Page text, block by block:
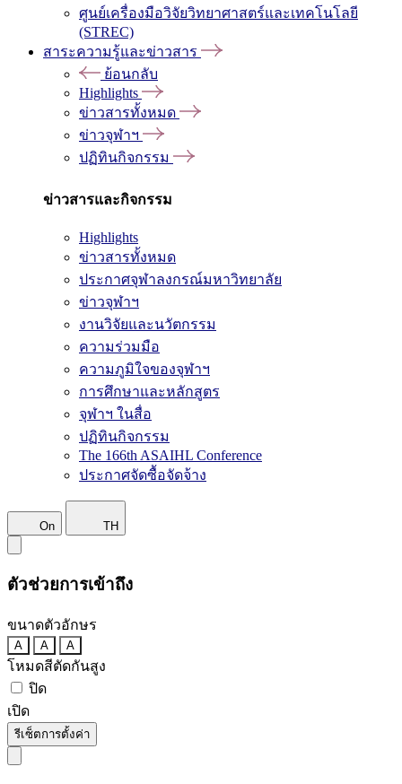
ศูนย์เครื่องมือวิจัยวิทยาศาสตร์และเทคโนโลยี
(STREC)
สาระความรู้และข่าวสาร
ย้อนกลับ
Highlights
ข่าวสารทั้งหมด
ข่าวจุฬาฯ
ปฏิทินกิจกรรม
ข่าวสารและกิจกรรม
Highlights
ข่าวสารทั้งหมด
ประกาศจุฬาลงกรณ์มหาวิทยาลัย
ข่าวจุฬาฯ
งานวิจัยและนวัตกรรม
ความร่วมมือ
ความภูมิใจของจุฬาฯ
การศึกษาและหลักสูตร
จุฬาฯ ในสื่อ
ปฏิทินกิจกรรม
The 166th ASAIHL Conference
ประกาศจัดซื้อจัดจ้าง
On TH
ตัวช่วยการเข้าถึง
ขนาดตัวอักษร
A A A
โหมดสีตัดกันสูง
ปิด
เปิด
รีเซ็ตการตั้งค่า